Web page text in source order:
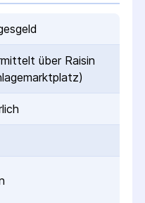
über Raisin